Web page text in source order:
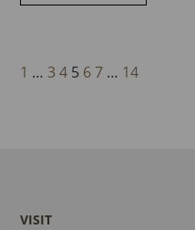
1 … 3 4 5 6 7 … 14
VISIT